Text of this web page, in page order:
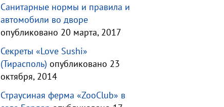
Санитарные нормы и правила и
автомобили во дворе
опубликовано 20 марта, 2017
Секреты «Love Sushi»
(Тирасполь) опубликовано 23
октября, 2014
Страусиная ферма «ZooClub» в